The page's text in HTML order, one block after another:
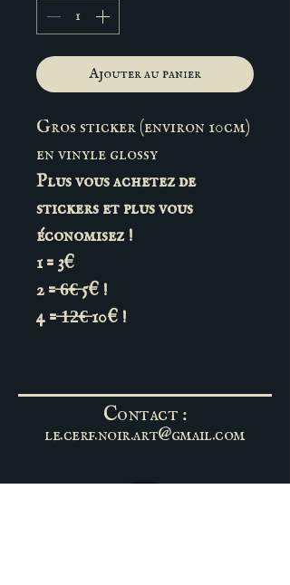
Ajouter au panier
Gros sticker (environ 10cm)
en vinyle glossy
Plus vous achetez de
stickers et plus vous
économisez !
1 = 3€
2 = ̶6̶€̶ 5€ !
4 = ̶1̶2̶€̶ 10€ !
Contact :
le.cerf.noir.art@gmail.com